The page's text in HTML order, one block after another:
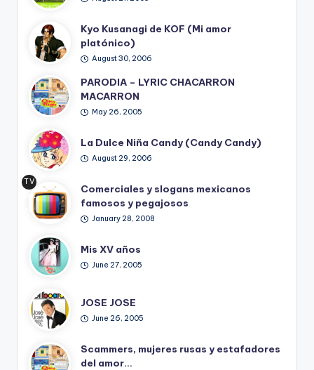
Kyo Kusanagi de KOF (Mi amor
platónico)
August 30, 2006
PARODIA – LYRIC CHACARRON
MACARRON
May 26, 2005
La Dulce Niña Candy (Candy Candy)
August 29, 2006
TV
Ret
ro
Comerciales y slogans mexicanos
famosos y pegajosos
January 28, 2008
Mis XV años
June 27, 2005
JOSE JOSE
June 26, 2005
Scammers, mujeres rusas y estafadores
del amor…